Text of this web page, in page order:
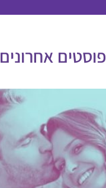
פוסטים אחרונים